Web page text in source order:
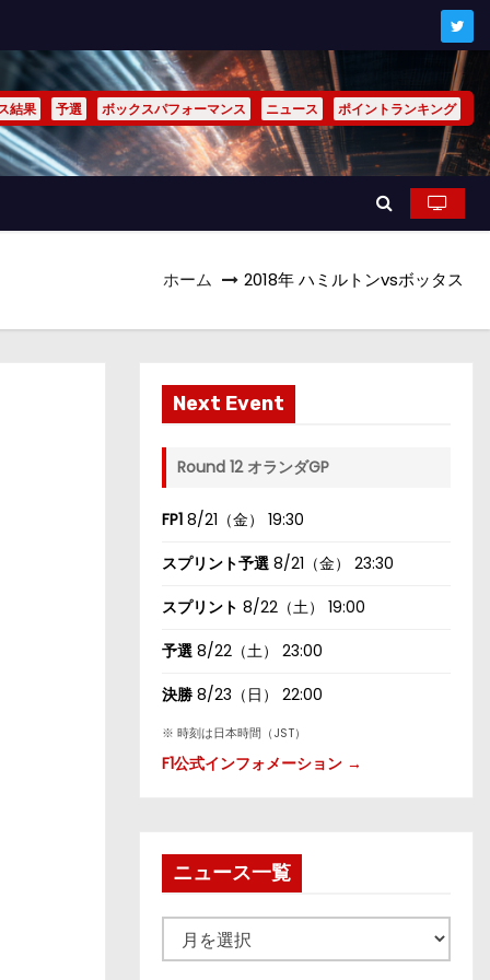
結果 予選 ボックスパフォーマンス ニュース ポイントランキング
ホーム 2018年 ハミルトンvsボッタス
Next Event
Round 12 オランダGP
FP1 8/21（金） 19:30
スプリント予選 8/21（金） 23:30
スプリント 8/22（土） 19:00
予選 8/22（土） 23:00
決勝 8/23（日） 22:00
※ 時刻は日本時間（JST）
F1公式インフォメーション →
ニュース一覧
ュ